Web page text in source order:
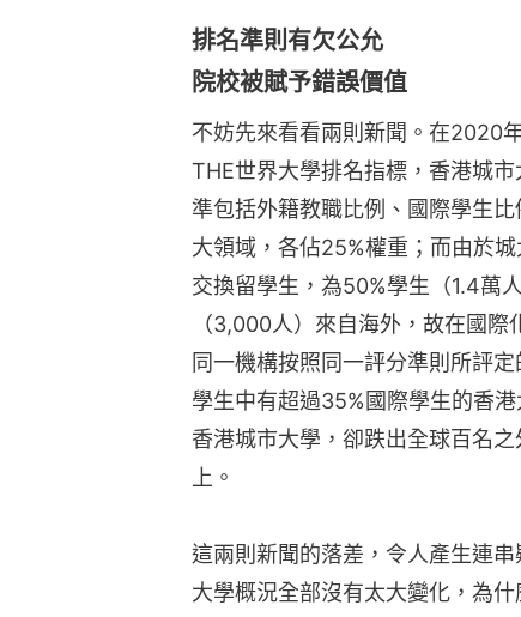
排名準則有欠公允
院校被賦予錯誤價值
不妨先來看看兩則新聞。在2020
THE世界大學排名指標，香港城
準包括外籍教職比例、國際學生
大領域，各佔25%權重；而由於
交換留學生，為50%學生（1.4萬
（3,000人）來自海外，故在國
同一機構按照同一評分準則所評
學生中有超過35%國際學生的香
香港城市大學，卻跌出全球百名
上。
這兩則新聞的落差，令人產生連
大學概況全部沒有太大變化，為